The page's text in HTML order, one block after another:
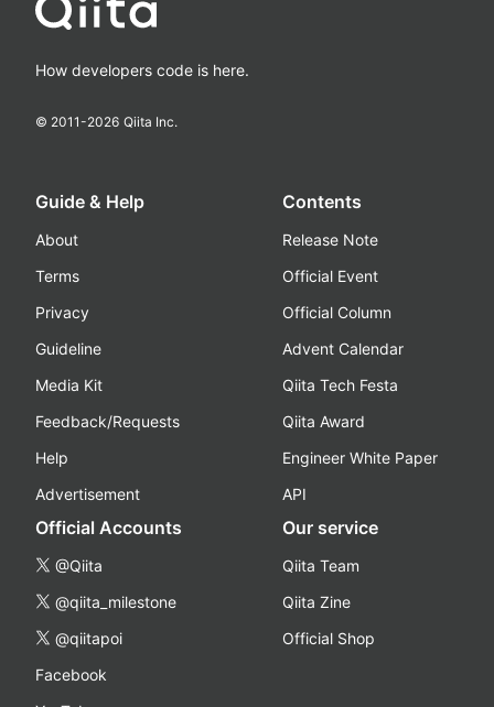
How developers code is here.
© 2011-2026 Qiita Inc.
Guide & Help
About
Terms
Privacy
Guideline
Media Kit
Feedback/Requests
Help
Advertisement
Contents
Release Note
Official Event
Official Column
Advent Calendar
Qiita Tech Festa
Qiita Award
Engineer White Paper
API
Official Accounts
@Qiita
@qiita_milestone
@qiitapoi
Facebook
Our service
Qiita Team
Qiita Zine
Official Shop